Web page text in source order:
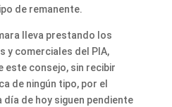
de remanente.
lleva prestando los
y comerciales del PIA,
este consejo, sin recibir
de ningún tipo, por el
día de hoy siguen pendiente